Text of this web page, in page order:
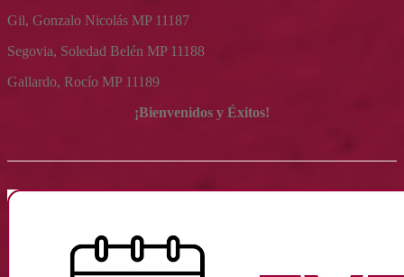
Gil, Gonzalo Nicolás MP 11187
Segovia, Soledad Belén MP 11188
Gallardo, Rocío MP 11189
¡Bienvenidos y Éxitos!